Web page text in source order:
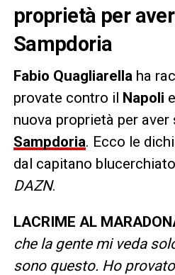
proprietà per
Sampdoria
Fabio Quagliarellaha
provate contro il Napoli
nuova proprietà per aver
Sampdoria. Ecco le
dal capitano
DAZN.
LACRIME AL
che la gente mi veda
sono questo. Ho